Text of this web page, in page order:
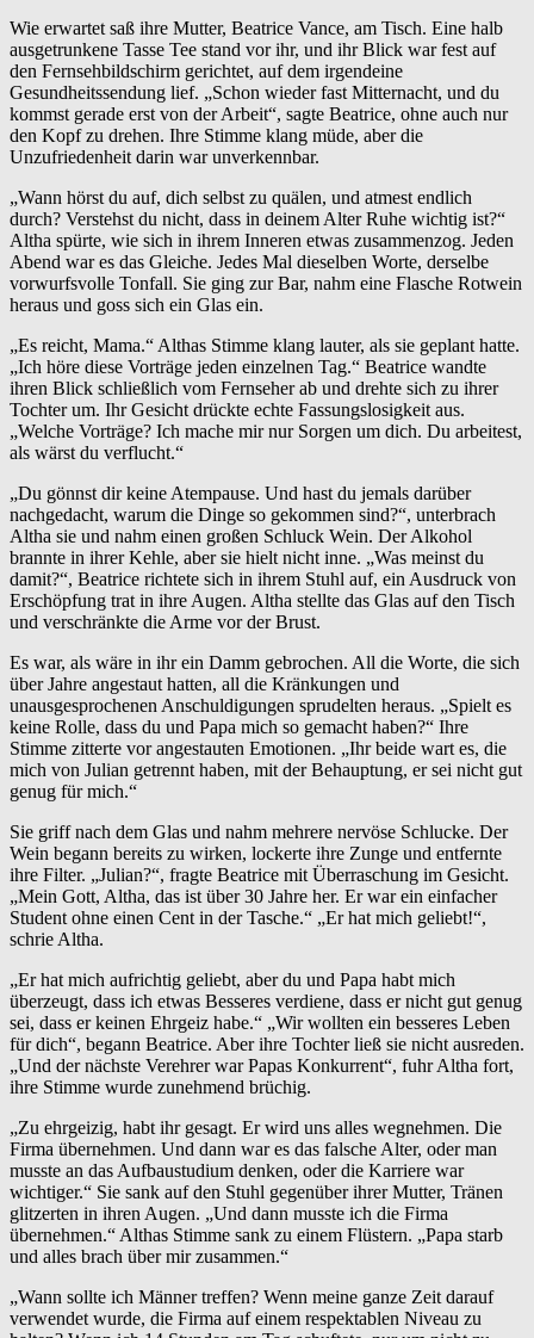
Wie erwartet saß ihre Mutter, Beatrice Vance, am Tisch. Eine halb
ausgetrunkene Tasse Tee stand vor ihr, und ihr Blick war fest auf
den Fernsehbildschirm gerichtet, auf dem irgendeine
Gesundheitssendung lief. „Schon wieder fast Mitternacht, und du
kommst gerade erst von der Arbeit“, sagte Beatrice, ohne auch nur
den Kopf zu drehen. Ihre Stimme klang müde, aber die
Unzufriedenheit darin war unverkennbar.
„Wann hörst du auf, dich selbst zu quälen, und atmest endlich
durch? Verstehst du nicht, dass in deinem Alter Ruhe wichtig ist?“
Altha spürte, wie sich in ihrem Inneren etwas zusammenzog. Jeden
Abend war es das Gleiche. Jedes Mal dieselben Worte, derselbe
vorwurfsvolle Tonfall. Sie ging zur Bar, nahm eine Flasche Rotwein
heraus und goss sich ein Glas ein.
„Es reicht, Mama.“ Althas Stimme klang lauter, als sie geplant hatte.
„Ich höre diese Vorträge jeden einzelnen Tag.“ Beatrice wandte
ihren Blick schließlich vom Fernseher ab und drehte sich zu ihrer
Tochter um. Ihr Gesicht drückte echte Fassungslosigkeit aus.
„Welche Vorträge? Ich mache mir nur Sorgen um dich. Du arbeitest,
als wärst du verflucht.“
„Du gönnst dir keine Atempause. Und hast du jemals darüber
nachgedacht, warum die Dinge so gekommen sind?“, unterbrach
Altha sie und nahm einen großen Schluck Wein. Der Alkohol
brannte in ihrer Kehle, aber sie hielt nicht inne. „Was meinst du
damit?“, Beatrice richtete sich in ihrem Stuhl auf, ein Ausdruck von
Erschöpfung trat in ihre Augen. Altha stellte das Glas auf den Tisch
und verschränkte die Arme vor der Brust.
Es war, als wäre in ihr ein Damm gebrochen. All die Worte, die sich
über Jahre angestaut hatten, all die Kränkungen und
unausgesprochenen Anschuldigungen sprudelten heraus. „Spielt es
keine Rolle, dass du und Papa mich so gemacht haben?“ Ihre
Stimme zitterte vor angestauten Emotionen. „Ihr beide wart es, die
mich von Julian getrennt haben, mit der Behauptung, er sei nicht gut
genug für mich.“
Sie griff nach dem Glas und nahm mehrere nervöse Schlucke. Der
Wein begann bereits zu wirken, lockerte ihre Zunge und entfernte
ihre Filter. „Julian?“, fragte Beatrice mit Überraschung im Gesicht.
„Mein Gott, Altha, das ist über 30 Jahre her. Er war ein einfacher
Student ohne einen Cent in der Tasche.“ „Er hat mich geliebt!“,
schrie Altha.
„Er hat mich aufrichtig geliebt, aber du und Papa habt mich
überzeugt, dass ich etwas Besseres verdiene, dass er nicht gut genug
sei, dass er keinen Ehrgeiz habe.“ „Wir wollten ein besseres Leben
für dich“, begann Beatrice. Aber ihre Tochter ließ sie nicht ausreden.
„Und der nächste Verehrer war Papas Konkurrent“, fuhr Altha fort,
ihre Stimme wurde zunehmend brüchig.
„Zu ehrgeizig, habt ihr gesagt. Er wird uns alles wegnehmen. Die
Firma übernehmen. Und dann war es das falsche Alter, oder man
musste an das Aufbaustudium denken, oder die Karriere war
wichtiger.“ Sie sank auf den Stuhl gegenüber ihrer Mutter, Tränen
glitzerten in ihren Augen. „Und dann musste ich die Firma
übernehmen.“ Althas Stimme sank zu einem Flüstern. „Papa starb
und alles brach über mir zusammen.“
„Wann sollte ich Männer treffen? Wenn meine ganze Zeit darauf
verwendet wurde, die Firma auf einem respektablen Niveau zu